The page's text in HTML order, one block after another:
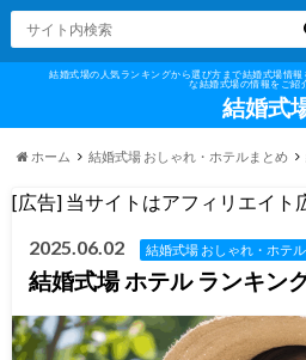
結婚式場の人気ランキングから選び方まで結婚式場情
な結婚式場の情報をご紹
結婚式
ホーム 結婚式場 おしゃれ・ホテルまとめ
[広告] 当サイトはアフィリエイト
2025.06.02 結婚式場 おしゃれ・ホテ
結婚式場 ホテル ランキン